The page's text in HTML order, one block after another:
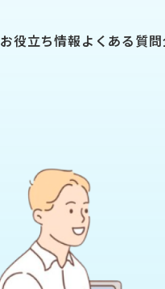
お役立ち情報よくある質問